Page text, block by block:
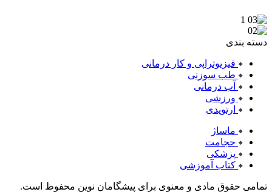
دسته بندی
فیزیوتراپی و کار درمانی
طب سوزنی
آب درمانی
ورزشی
ارتوپدی
ماساژ
حجامت
پزشکی
کتاب آموزشی
تمامی حقوق مادی و معنوی برای پیشگامان نوین محفوظ است.